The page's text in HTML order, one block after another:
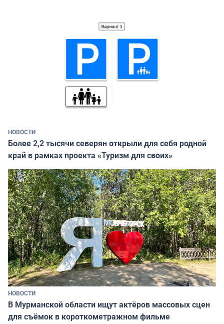
НОВОСТИ
Более 2,2 тысячи северян открыли для себя родной
край в рамках проекта «Туризм для своих»
НОВОСТИ
В Мурманской области ищут актёров массовых сцен
для съёмок в короткометражном фильме